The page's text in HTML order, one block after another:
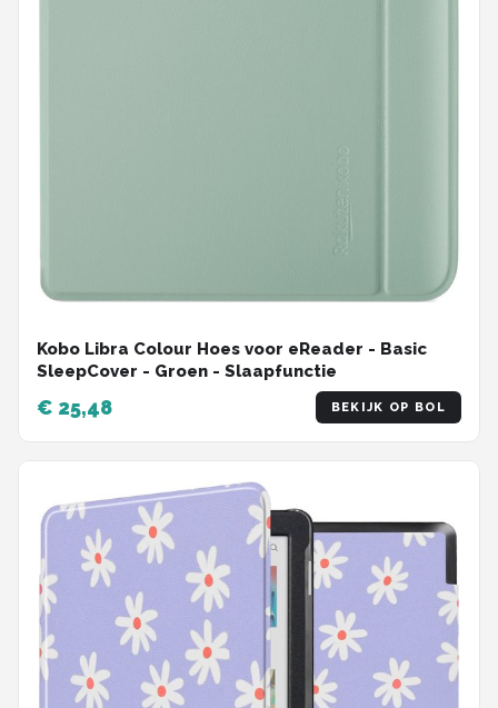
Kobo Libra Colour Hoes voor eReader - Basic
SleepCover - Groen - Slaapfunctie
€ 25,48 BEKIJK OP BOL